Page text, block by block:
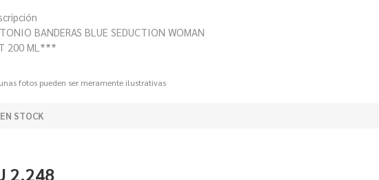
BANDERAS BLUE SEDUCTION WOMAN
200 ML***
fotos pueden ser meramente ilustrativas
STOCK
2.248